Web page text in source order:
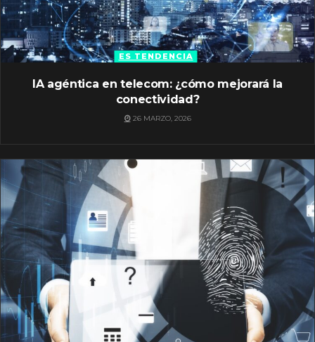
ES TENDENCIA
IA agéntica en telecom: ¿cómo mejorará la
conectividad?
26 MARZO, 2026